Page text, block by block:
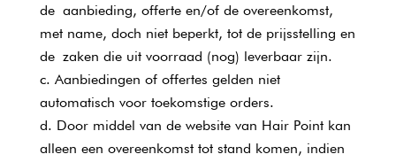
de aanbieding, offerte en/of de overeenkomst,
met name, doch niet beperkt, tot de prijsstelling en
de zaken die uit voorraad (nog) leverbaar zijn.
Aanbiedingen of offertes gelden niet
automatisch voor toekomstige orders.
Door middel van de website van Hair Point kan
alleen een overeenkomst tot stand komen, indien